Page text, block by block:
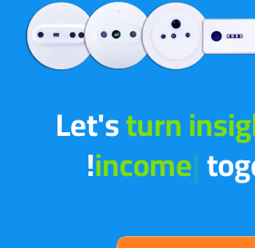
Let'sturn
income|